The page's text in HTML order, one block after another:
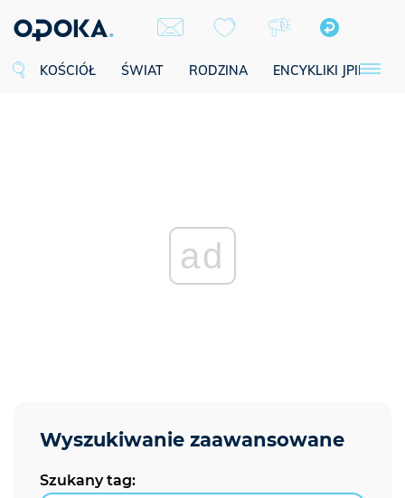
KOŚCIÓŁ ŚWIAT RODZINA ENCYKLIKI JPII
ad
Szukany tag: